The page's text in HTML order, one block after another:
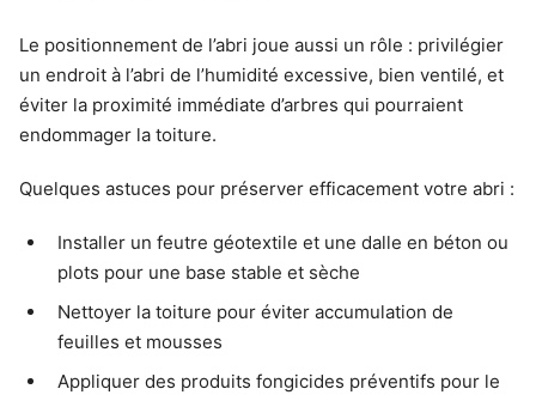
Le positionnement de l’abri joue aussi un rôle : privilégier
un endroit à l’abri de l’humidité excessive, bien ventilé, et
éviter la proximité immédiate d’arbres qui pourraient
endommager la toiture.
Quelques astuces pour préserver efficacement votre abri :
Installer un feutre géotextile et une dalle en béton ou
plots pour une base stable et sèche
Nettoyer la toiture pour éviter accumulation de
feuilles et mousses
Appliquer des produits fongicides préventifs pour le